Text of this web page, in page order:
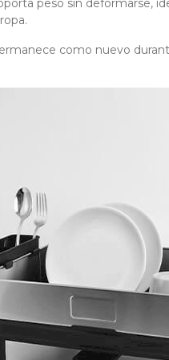
peso sin deformarse,
como nuevo